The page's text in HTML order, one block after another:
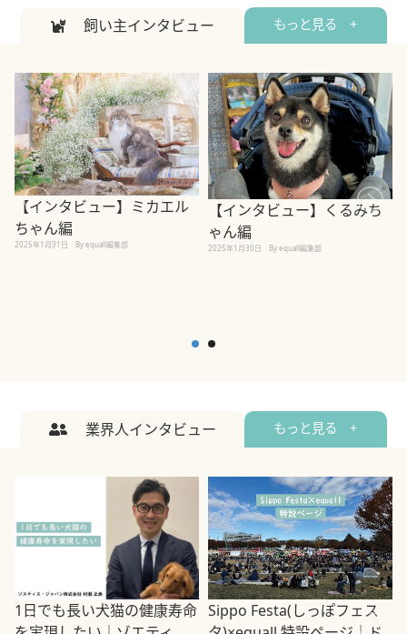
飼い主インタビュー もっと見る +
【インタビュー】ミカエル
ちゃん編
2025年1月31日 By equall編集部
【インタビュー】くるみち
ゃん編
2025年1月30日 By equall編集部
業界人インタビュー もっと見る +
1日でも長い犬猫の健康寿命 Sippo Festa(しっぽフェス